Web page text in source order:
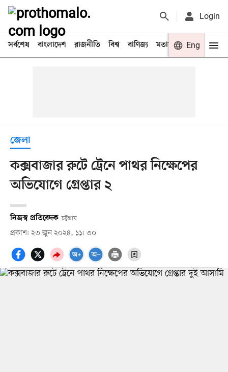
Login
সর্বশেষ বাংলাদেশ রাজনীতি বিশ্ব বাণিজ্য মতামত খেলা
Eng
জেলা
কক্সবাজার রুটে ট্রেনে পাথর নিক্ষেপের
অভিযোগে গ্রেপ্তার ২
নিজস্ব প্রতিবেদক চট্টগ্রাম
প্রকাশ: ২৩ জুন ২০২৪, ১১: ৩০